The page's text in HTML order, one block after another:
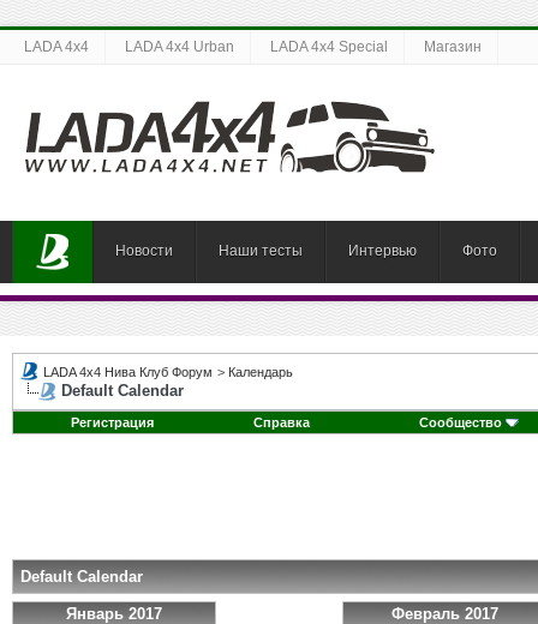
LADA 4x4 LADA 4x4 Urban LADA 4x4 Special Магазин
Новости Наши тесты Интервью Фото
LADA 4x4 Нива Клуб Форум > Календарь
Default Calendar
Регистрация Справка Сообщество
Default Calendar
Январь 2017 Февраль 2017